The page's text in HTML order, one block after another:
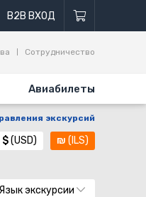
B2B ВХОД
Авиабилеты
Сотрудничество
экскурсий
$(USD) ₪ (ILS)
Язык экскурсии